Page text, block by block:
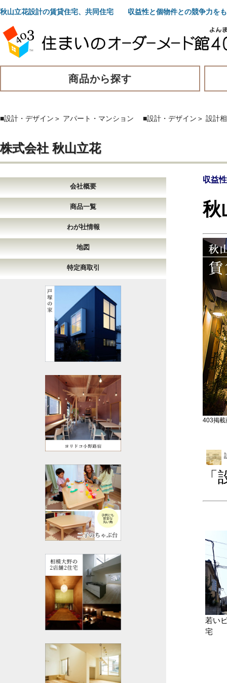
秋山立花設計の賃貸住宅、共同住宅 収益性と個物件との競争力をも
商品から探す
■設計・デザイン ＞ アパート・マンション ■設計・デザイン ＞ 設計
株式会社 秋山立花
会社概要
商品一覧
わが社情報
地図
特定商取引
収益
秋
403掲載
若い
宅